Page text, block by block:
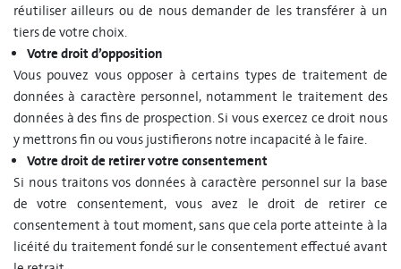
réutiliser ailleurs ou de nous demander de les transférer à un
tiers de votre choix.
Votre droit d’opposition
Vous pouvez vous opposer à certains types de traitement de
données à caractère personnel, notamment le traitement des
données à des fins de prospection. Si vous exercez ce droit nous
y mettrons fin ou vous justifierons notre incapacité à le faire.
Votre droit de retirer votre consentement
Si nous traitons vos données à caractère personnel sur la base
de votre consentement, vous avez le droit de retirer ce
consentement à tout moment, sans que cela porte atteinte à la
licéité du traitement fondé sur le consentement effectué avant